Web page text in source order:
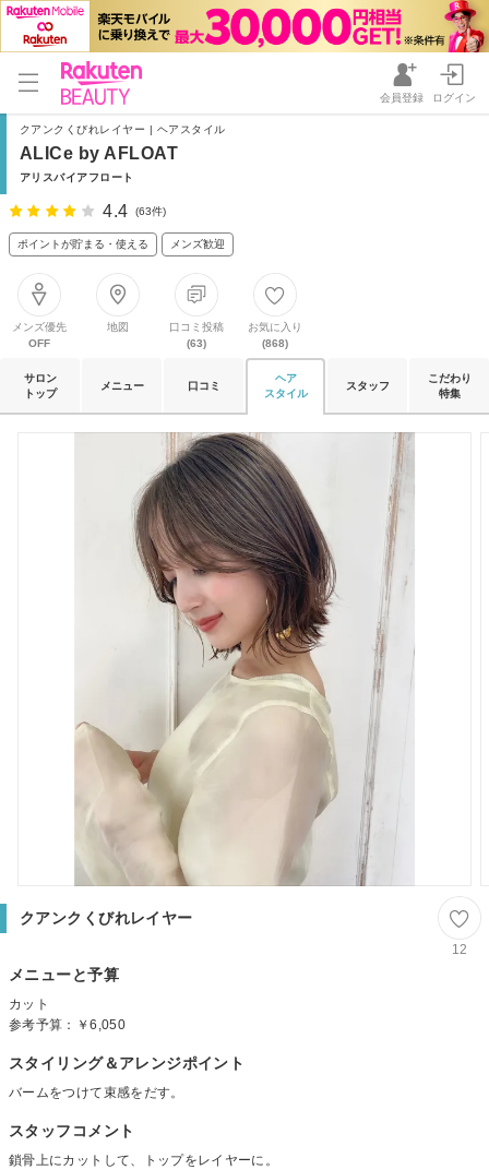
会員登録 ログイン
クアンクくびれレイヤー | ヘアスタイル
ALICe by AFLOAT
アリスバイアフロート
4.4 (63件)
ポイントが貯まる・使える メンズ歓迎
メンズ優先
OFF
地図
口コミ投稿
(63)
お気に入り
(868)
サロン
トップ
メニュー 口コミ
ヘア
スタイル
スタッフ
こだわり
特集
クアンクくびれレイヤー
12
メニューと予算
カット
参考予算：
￥6,050
スタイリング＆アレンジポイント
バームをつけて束感をだす。
スタッフコメント
鎖骨上にカットして、トップをレイヤーに。